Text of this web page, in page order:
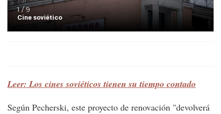
1 / 9
Cine soviético
Leer: Los cines soviéticos tienen su tiempo contado
Según Pecherski, este proyecto de renovación "devolverá